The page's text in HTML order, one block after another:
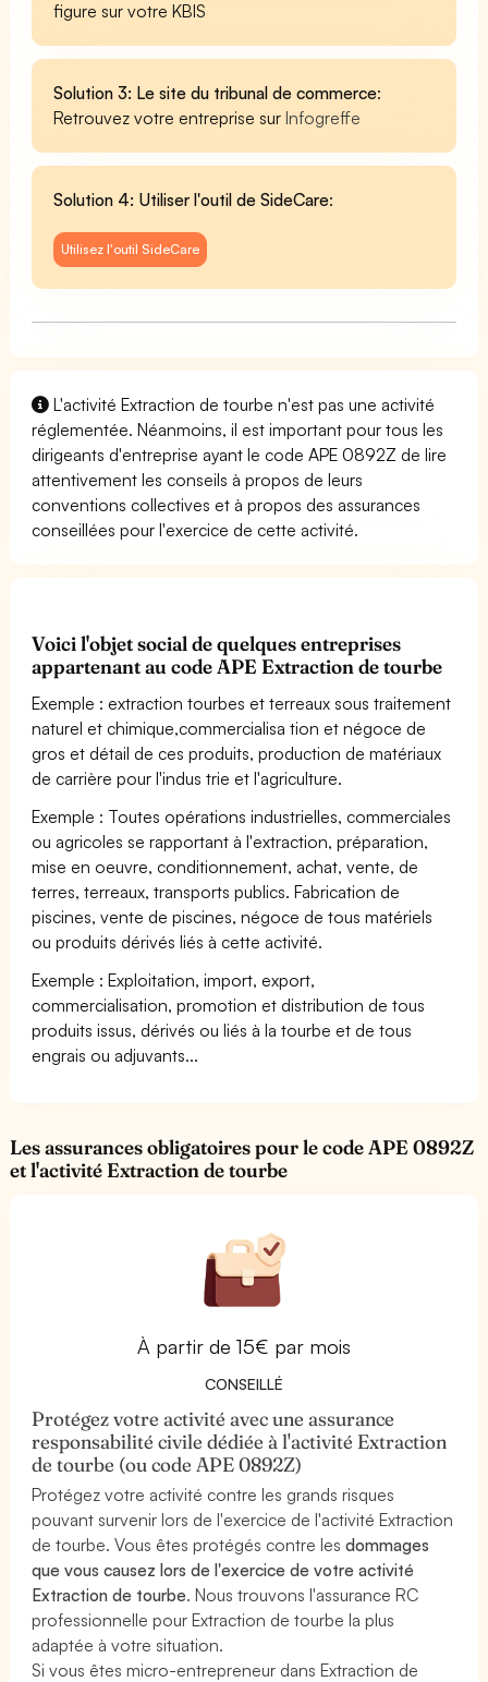
figure sur votre KBIS
Solution 3: Le site du tribunal de commerce:
Retrouvez votre entreprise surInfogreffe
Solution 4: Utiliser l'outil de SideCare:
Utilisez l'outil SideCare
L'activité Extraction de tourbe n'est pas une activité
réglementée. Néanmoins, il est important pour tous les
dirigeants d'entreprise ayant le code APE 0892Z de lire
attentivement les conseils à propos de leurs
conventions collectives et à propos des assurances
conseillées pour l'exercice de cette activité.
Voici l'objet social de quelques entreprises
appartenant au code APE Extraction de tourbe
Exemple : extraction tourbes et terreaux sous traitement
naturel et chimique,commercialisa tion et négoce de
gros et détail de ces produits, production de matériaux
de carrière pour l'indus trie et l'agriculture.
Exemple : Toutes opérations industrielles, commerciales
ou agricoles se rapportant à l'extraction, préparation,
mise en oeuvre, conditionnement, achat, vente, de
terres, terreaux, transports publics. Fabrication de
piscines, vente de piscines, négoce de tous matériels
ou produits dérivés liés à cette activité.
Exemple : Exploitation, import, export,
commercialisation, promotion et distribution de tous
produits issus, dérivés ou liés à la tourbe et de tous
engrais ou adjuvants...
Les assurances obligatoires pour le code APE 0892Z
et l'activité Extraction de tourbe
À partir de 15€ par mois
CONSEILLÉ
Protégez votre activité avec une assurance
responsabilité civile dédiée à l'activité Extraction
de tourbe (ou code APE 0892Z)
Protégez votre activité contre les grands risques
pouvant survenir lors de l'exercice de l'activité Extraction
de tourbe. Vous êtes protégés contre lesdommages
que vous causez lors de l'exercice de votre activité
Extraction de tourbe. Nous trouvons l'assurance RC
professionnelle pour Extraction de tourbe la plus
adaptée à votre situation.
Si vous êtes micro-entrepreneur dans Extraction de